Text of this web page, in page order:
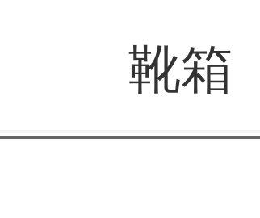
みなみ家具
靴箱